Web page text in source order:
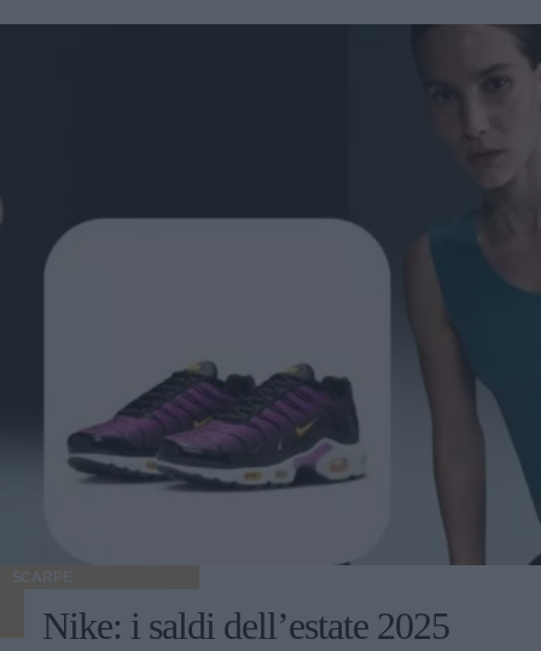
SCARPE
Nike: i saldi dell’estate 2025